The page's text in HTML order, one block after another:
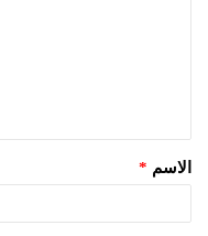
الاسم *